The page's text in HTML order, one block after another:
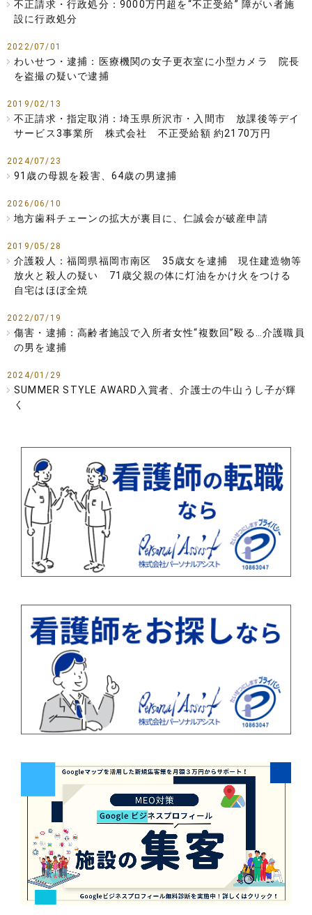
不正請求・行政処分：9000万円超を“不正受給” 障がい者施
設に行政処分
2022/07/01
わいせつ・逮捕：医療機関の女子更衣室に小型カメラ 院長
を盗撮の疑いで逮捕
2019/02/13
不正請求・指定取消：埼玉県所沢市・入間市 放課後等デイ
サービス3事業所 株式会社 不正受給額 約2170万円
2024/07/23
91歳の母親を殺害、64歳の男逮捕
2026/06/10
地方歯科チェーンの拡大が裏目に、仁誠会が破産申請
2019/05/28
介護殺人：福岡県福岡市南区 35歳女を逮捕 現住建造物等
放火と殺人の疑い 71歳父親の体に灯油をかけ火をつける
自宅はほぼ全焼
2022/07/19
傷害・逮捕：高齢者施設で入所者女性“複数回”殴る…介護職員
の男を逮捕
2024/01/29
SUMMER STYLE AWARD入賞者、介護士の牛山うし子が輝
く